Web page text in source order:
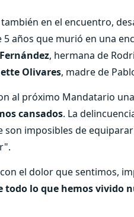
en el encuentro,
5 años que murió en una
, hermana de
Olivares, madre de
al próximo Mandatario
cansados. La
son imposibles de
el dolor que sentimos,
todo lo que hemos vivido